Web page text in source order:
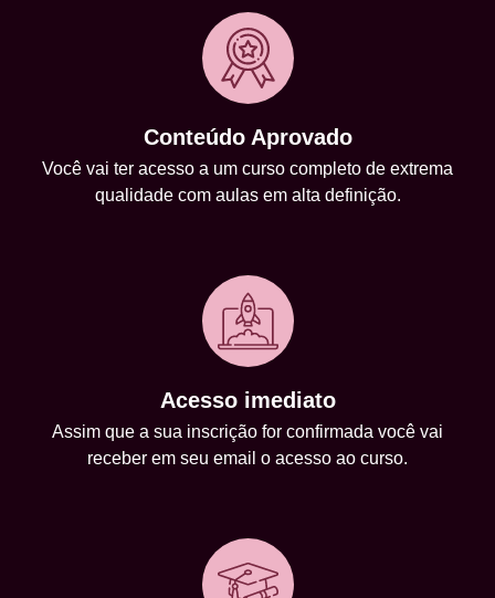
Conteúdo Aprovado
Você vai ter acesso a um curso completo de extrema
qualidade com aulas em alta definição.
Acesso imediato
Assim que a sua inscrição for confirmada você vai
receber em seu email o acesso ao curso.